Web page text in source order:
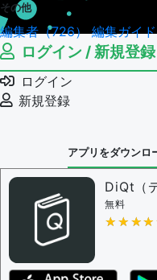
その他
編集者（726）編集ガイ
ログイン / 新規登録
ログイン
新規登録
アプリをダウンロ
DiQt（
無料